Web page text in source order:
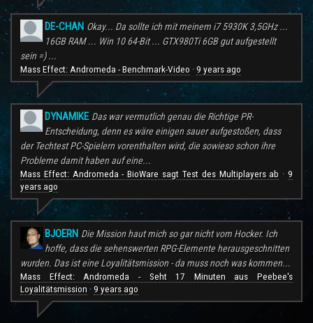
DE-CHAN Okay... Da sollte ich mit meinem i7 5930K 3,5GHz ...
16GB RAM ... Win 10 64-Bit ... GTX980Ti 6GB gut aufgestellt
sein =) ...
Mass Effect: Andromeda - Benchmark-Video · 9 years ago
DYNAMIKE Das war vermutlich genau die Richtige PR-
Entscheidung, denn es wäre einigen sauer aufgestoßen, dass
der Techtest PC-Spielern vorenthalten wird, die sowieso schon ihre
Probleme damit haben auf eine...
Mass Effect: Andromeda - BioWare sagt Test des Multiplayers ab ·9
years ago
BJOERN Die Mission haut mich so gar nicht vom Hocker. Ich
hoffe, dass die sehenswerten RPG-Elemente herausgeschnitten
wurden. Das ist eine Loyalitätsmission - da muss noch was kommen...
Mass Effect: Andromeda - Seht 17 Minuten aus Peebee's
Loyalitätsmission · 9 years ago